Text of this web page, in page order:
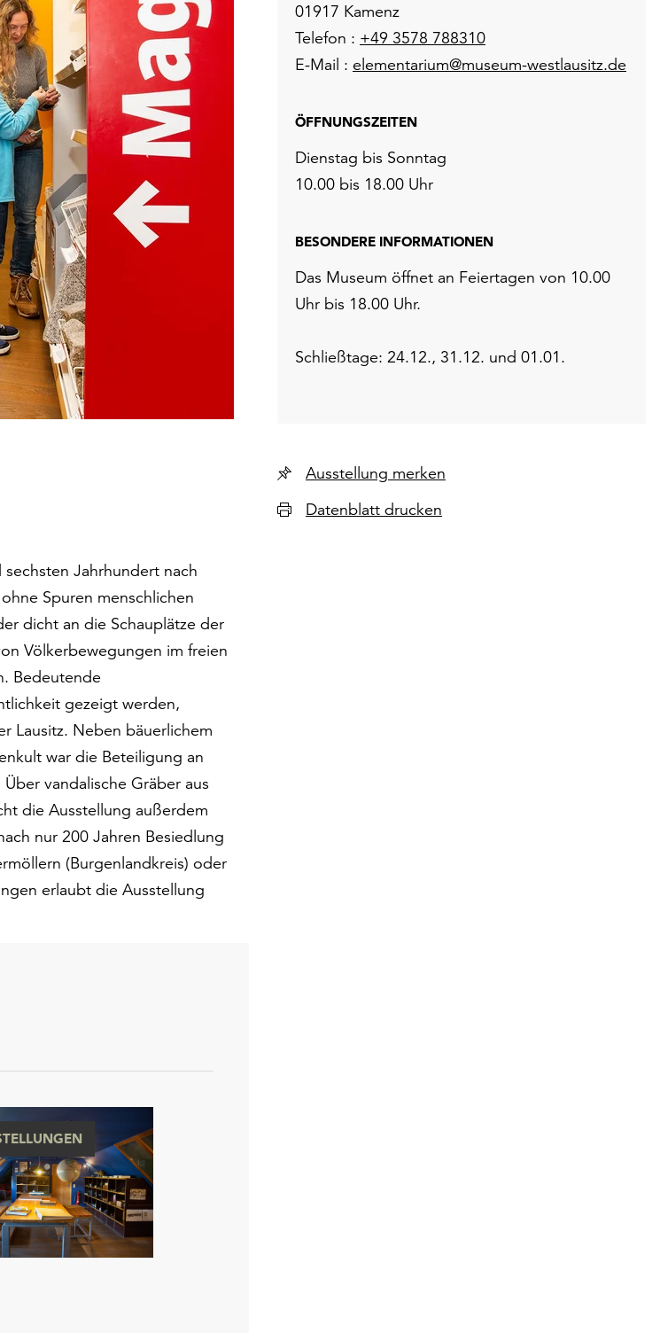
Jahrhundert nach
Spuren menschlichen
dicht an die Schauplätze der
Völkerbewegungen im freien
Bedeutende
gezeigt werden,
Lausitz. Neben bäuerlichem
war die Beteiligung an
vandalische Gräber aus
die Ausstellung außerdem
nur 200 Jahren Besiedlung
(Burgenlandkreis) oder
erlaubt die Ausstellung
01917 Kamenz
Telefon : +49 3578 788310
E-Mail : elementarium@museum-westlausitz.de
ÖFFNUNGSZEITEN
Dienstag bis Sonntag
10.00 bis 18.00 Uhr
BESONDERE INFORMATIONEN
Das Museum öffnet an Feiertagen von 10.00
Uhr bis 18.00 Uhr.
Schließtage: 24.12., 31.12. und 01.01.
Ausstellung merken
Datenblatt drucken